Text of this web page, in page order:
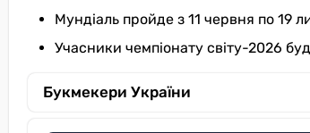
Мундіаль пройде з 11 червня по 19
Учасники чемпіонату світу-2026
Букмекери України